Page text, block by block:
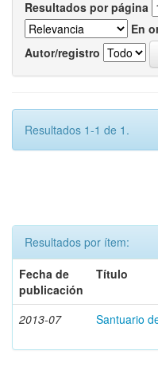
Resultados por página
En
Autor/registro
Resultados 1-1 de 1.
Resultados por ítem:
Fecha de
publicación
Título
2013-07 Santuario